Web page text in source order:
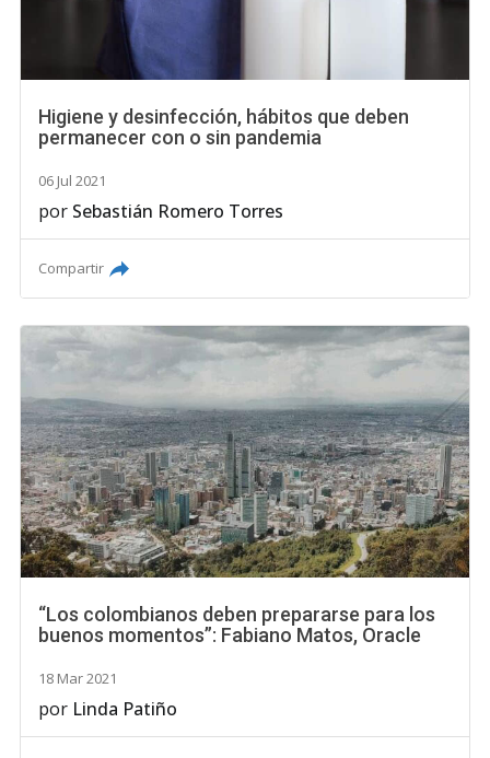
Higiene y desinfección, hábitos que deben
permanecer con o sin pandemia
06 Jul 2021
por Sebastián Romero Torres
Compartir
“Los colombianos deben prepararse para los
buenos momentos”: Fabiano Matos, Oracle
18 Mar 2021
por Linda Patiño